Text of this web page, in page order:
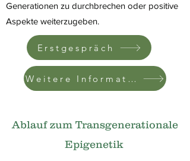
Generationen zu durchbrechen oder positive
Aspekte weiterzugeben.
Erstgespräch
Weitere Informationen
Ablauf zum Transgenerationale
Epigenetik